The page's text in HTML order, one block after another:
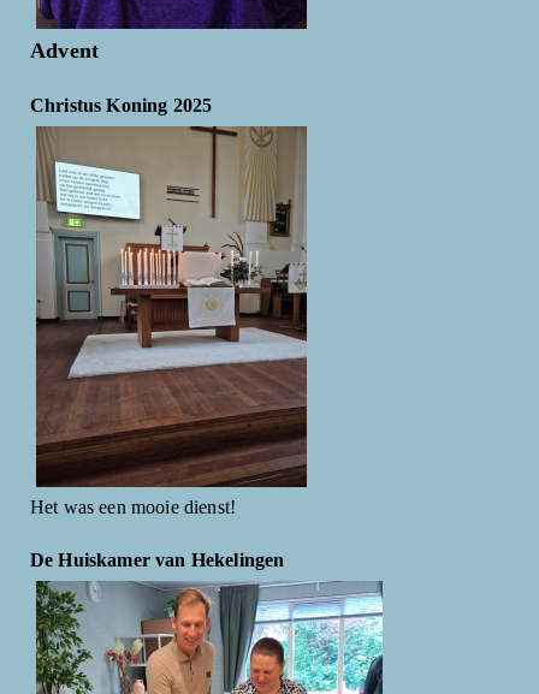
Advent
Christus Koning 2025
Het was een mooie dienst!
De Huiskamer van Hekelingen